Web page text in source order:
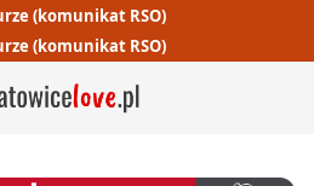
(komunikat RSO)
(komunikat RSO)